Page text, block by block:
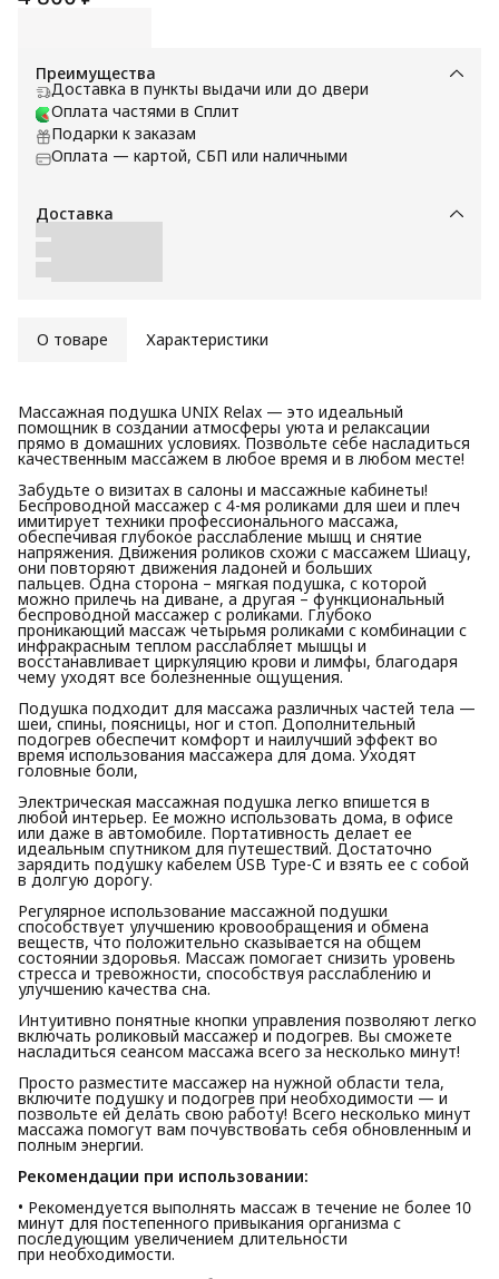
Преимущества
Доставка в пункты выдачи или до двери
Оплата частями в Сплит
Подарки к заказам
Оплата — картой, СБП или наличными
Доставка
О товаре Характеристики
Массажная подушка UNIX Relax — это идеальный
помощник в создании атмосферы уюта и релаксации
прямо в домашних условиях. Позвольте себе насладиться
качественным массажем в любое время и в любом месте!
Забудьте о визитах в салоны и массажные кабинеты!
Беспроводной массажер с 4-мя роликами для шеи и плеч
имитирует техники профессионального массажа,
обеспечивая глубокое расслабление мышц и снятие
напряжения. Движения роликов схожи с массажем Шиацу,
они повторяют движения ладоней и больших
пальцев. Одна сторона – мягкая подушка, с которой
можно прилечь на диване, а другая – функциональный
беспроводной массажер с роликами. Глубоко
проникающий массаж четырьмя роликами с комбинации с
инфракрасным теплом расслабляет мышцы и
восстанавливает циркуляцию крови и лимфы, благодаря
чему уходят все болезненные ощущения.
Подушка подходит для массажа различных частей тела —
шеи, спины, поясницы, ног и стоп. Дополнительный
подогрев обеспечит комфорт и наилучший эффект во
время использования массажера для дома. Уходят
головные боли,
Электрическая массажная подушка легко впишется в
любой интерьер. Ее можно использовать дома, в офисе
или даже в автомобиле. Портативность делает ее
идеальным спутником для путешествий. Достаточно
зарядить подушку кабелем USB Type-C и взять ее с собой
в долгую дорогу.
Регулярное использование массажной подушки
способствует улучшению кровообращения и обмена
веществ, что положительно сказывается на общем
состоянии здоровья. Массаж помогает снизить уровень
стресса и тревожности, способствуя расслаблению и
улучшению качества сна.
Интуитивно понятные кнопки управления позволяют легко
включать роликовый массажер и подогрев. Вы сможете
насладиться сеансом массажа всего за несколько минут!
Просто разместите массажер на нужной области тела,
включите подушку и подогрев при необходимости — и
позвольте ей делать свою работу! Всего несколько минут
массажа помогут вам почувствовать себя обновленным и
полным энергии.
Рекомендации при использовании:
• Рекомендуется выполнять массаж в течение не более 10
минут для постепенного привыкания организма с
последующим увеличением длительности
при необходимости.